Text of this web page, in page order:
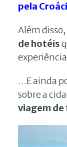
pela
Além
de hotéis
…E ainda
sobre a
viagem